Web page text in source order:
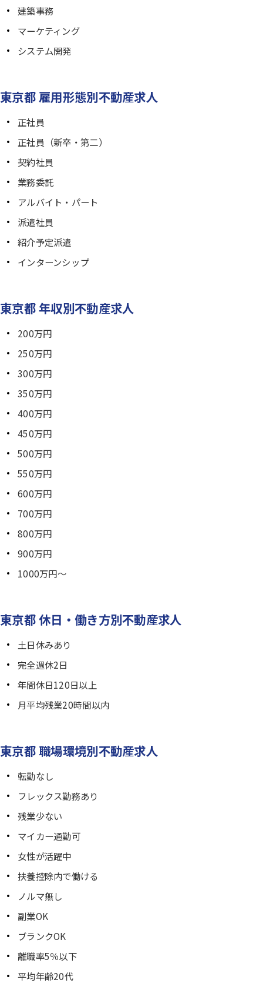
建築事務
マーケティング
システム開発
東京都 雇用形態別不動産求人
正社員
正社員（新卒・第二）
契約社員
業務委託
アルバイト・パート
派遣社員
紹介予定派遣
インターンシップ
東京都 年収別不動産求人
200万円
250万円
300万円
350万円
400万円
450万円
500万円
550万円
600万円
700万円
800万円
900万円
1000万円～
東京都 休日・働き方別不動産求人
土日休みあり
完全週休2日
年間休日120日以上
月平均残業20時間以内
東京都 職場環境別不動産求人
転勤なし
フレックス勤務あり
残業少ない
マイカー通勤可
女性が活躍中
扶養控除内で働ける
ノルマ無し
副業OK
ブランクOK
離職率5％以下
平均年齢20代